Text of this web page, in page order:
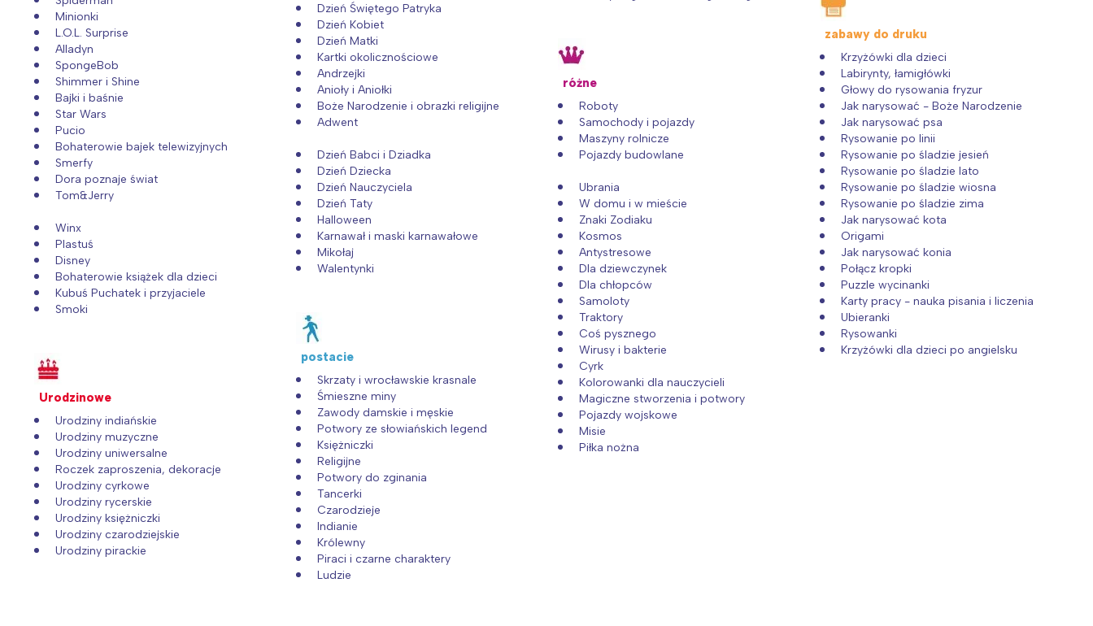
Minionki
L.O.L. Surprise
Alladyn
SpongeBob
Shimmer i Shine
Bajki i baśnie
Star Wars
Pucio
Bohaterowie bajek telewizyjnych
Smerfy
Dora poznaje świat
Tom&Jerry
Winx
Plastuś
Disney
Bohaterowie książek dla dzieci
Kubuś Puchatek i przyjaciele
Smoki
Urodzinowe
Urodziny indiańskie
Urodziny muzyczne
Urodziny uniwersalne
Roczek zaproszenia, dekoracje
Urodziny cyrkowe
Urodziny rycerskie
Urodziny księżniczki
Urodziny czarodziejskie
Urodziny pirackie
Dzień Świętego Patryka
Dzień Kobiet
Dzień Matki
Kartki okolicznościowe
Andrzejki
Anioły i Aniołki
Boże Narodzenie i obrazki religijne
Adwent
Dzień Babci i Dziadka
Dzień Dziecka
Dzień Nauczyciela
Dzień Taty
Halloween
Karnawał i maski karnawałowe
Mikołaj
Walentynki
postacie
Skrzaty i wrocławskie krasnale
Śmieszne miny
Zawody damskie i męskie
Potwory ze słowiańskich legend
Księżniczki
Religijne
Potwory do zginania
Tancerki
Czarodzieje
Indianie
Królewny
Piraci i czarne charaktery
Ludzie
różne
Roboty
Samochody i pojazdy
Maszyny rolnicze
Pojazdy budowlane
Ubrania
W domu i w mieście
Znaki Zodiaku
Kosmos
Antystresowe
Dla dziewczynek
Dla chłopców
Samoloty
Traktory
Coś pysznego
Wirusy i bakterie
Cyrk
Kolorowanki dla nauczycieli
Magiczne stworzenia i potwory
Pojazdy wojskowe
Misie
Piłka nożna
zabawy do druku
Krzyżówki dla dzieci
Labirynty, łamigłówki
Głowy do rysowania fryzur
Jak narysować - Boże Narodzenie
Jak narysować psa
Rysowanie po linii
Rysowanie po śladzie jesień
Rysowanie po śladzie lato
Rysowanie po śladzie wiosna
Rysowanie po śladzie zima
Jak narysować kota
Origami
Jak narysować konia
Połącz kropki
Puzzle wycinanki
Karty pracy - nauka pisania i liczenia
Ubieranki
Rysowanki
Krzyżówki dla dzieci po angielsku